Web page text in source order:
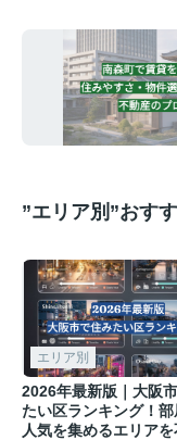
”エリア別”おす
エリア別
2026年最新版｜大阪
たい区ランキング！
人気を集めるエリア